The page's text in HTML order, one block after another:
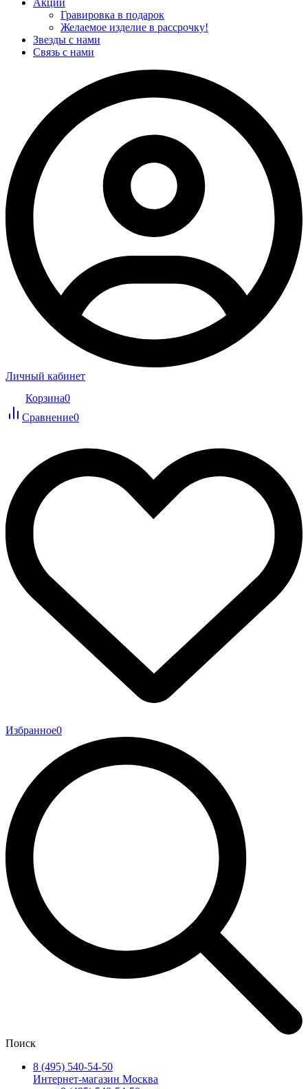
Акции
Гравировка в подарок
Желаемое изделие в рассрочку!
Звезды с нами
Связь с нами
Личный кабинет
Корзина0
Сравнение0
Избранное0
Поиск
8 (495) 540-54-50
Интернет-магазин Москва